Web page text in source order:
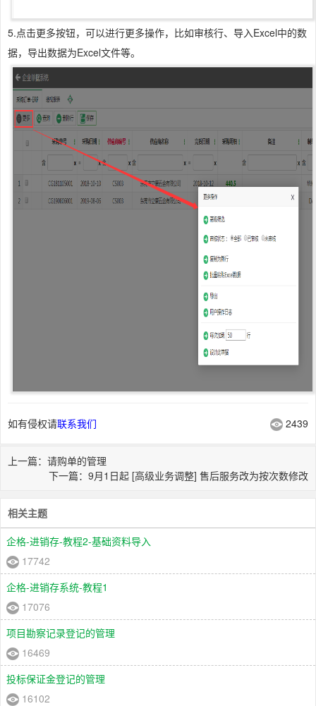
5.点击更多按钮，可以进行更多操作，比如审核行、导入Excel中的数
据，导出数据为Excel文件等。
如有侵权请联系我们 2439
上一篇：请购单的管理
下一篇：9月1日起 [高级业务调整] 售后服务改为按次数修改
相关主题
企格-进销存-教程2-基础资料导入
17742
企格-进销存系统-教程1
17076
项目勘察记录登记的管理
16469
投标保证金登记的管理
16102